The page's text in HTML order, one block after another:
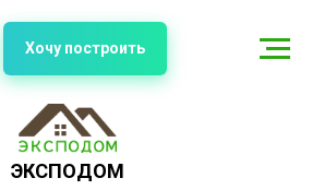
ЭКСПОДОМ
Хочу построить